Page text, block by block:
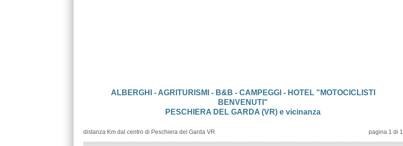
ALBERGHI - AGRITURISMI - B&B - CAMPEGGI - HOTEL "MOTOCICLISTI
BENVENUTI"
PESCHIERA DEL GARDA (VR) e vicinanza
distanza Km dal centro di Peschiera del Garda VR pagina 1 di 1